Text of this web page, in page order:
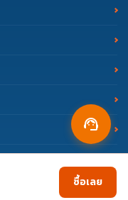
ซื้อเลย
support_agent